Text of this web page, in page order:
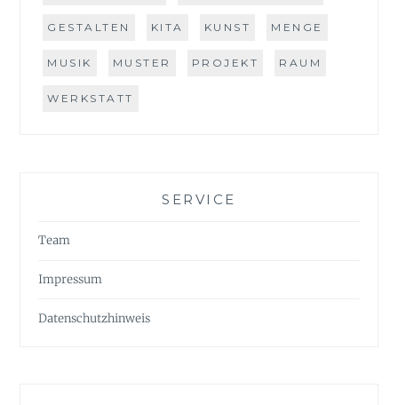
GESTALTEN KITA KUNST MENGE
MUSIK MUSTER PROJEKT RAUM
WERKSTATT
SERVICE
Team
Impressum
Datenschutzhinweis